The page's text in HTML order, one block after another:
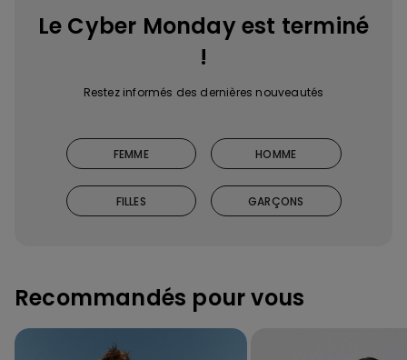
Le Cyber Monday est terminé
!
Restez informés des dernières nouveautés
FEMME HOMME
FILLES GARÇONS
Recommandés pour vous